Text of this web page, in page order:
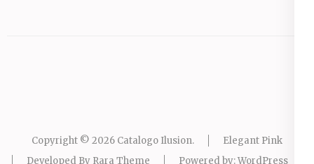
Copyright © 2026 Catalogo Ilusion.
Elegant Pink
Developed By Rara Theme Powered by:WordPress